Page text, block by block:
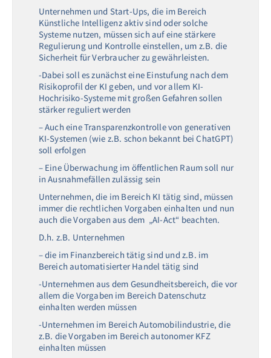
Unternehmen und Start-Ups, die im Bereich
Künstliche Intelligenz aktiv sind oder solche
Systeme nutzen, müssen sich auf eine stärkere
Regulierung und Kontrolle einstellen, um z.B. die
Sicherheit für Verbraucher zu gewährleisten.
-Dabei soll es zunächst eine Einstufung nach dem
Risikoprofil der KI geben, und vor allem KI-
Hochrisiko-Systeme mit großen Gefahren sollen
stärker reguliert werden
– Auch eine Transparenzkontrolle von generativen
KI-Systemen (wie z.B. schon bekannt bei ChatGPT)
soll erfolgen
– Eine Überwachung im öffentlichen Raum soll nur
in Ausnahmefällen zulässig sein
Unternehmen, die im Bereich KI tätig sind, müssen
immer die rechtlichen Vorgaben einhalten und nun
auch die Vorgaben aus dem „AI-Act“ beachten.
D.h. z.B. Unternehmen
– die im Finanzbereich tätig sind und z.B. im
Bereich automatisierter Handel tätig sind
-Unternehmen aus dem Gesundheitsbereich, die vor
allem die Vorgaben im Bereich Datenschutz
einhalten werden müssen
-Unternehmen im Bereich Automobilindustrie, die
z.B. die Vorgaben im Bereich autonomer KFZ
einhalten müssen